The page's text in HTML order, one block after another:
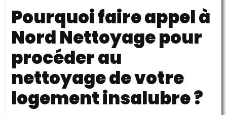
Pourquoi faire appel à
Nord Nettoyage pour
procéder au
nettoyage de votre
logement insalubre ?